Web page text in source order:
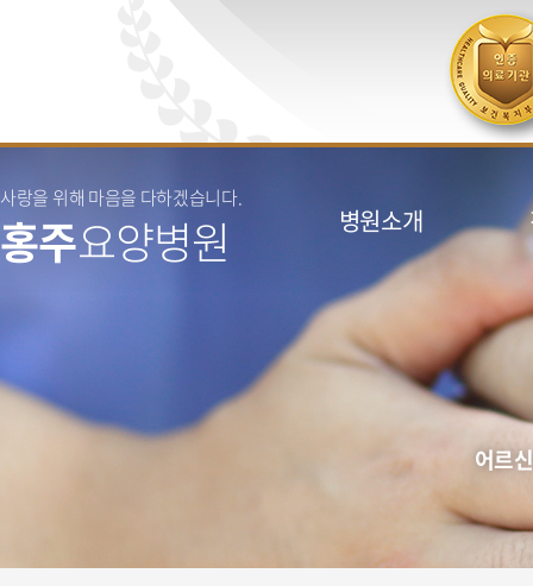
사랑을 위해 마음을 다하겠습니다.
홍주요양병원 병원소개
어르